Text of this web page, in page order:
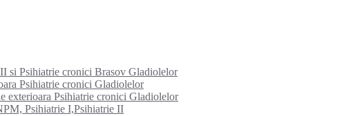
si Psihiatrie cronici Brasov Gladiolelor
Psihiatrie cronici Gladiolelor
exterioara Psihiatrie cronici Gladiolelor
Psihiatrie I,Psihiatrie II